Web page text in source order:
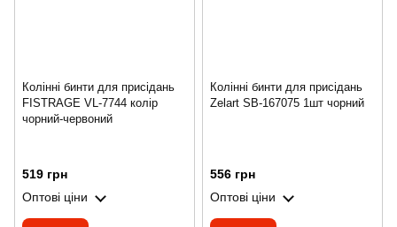
Колінні бинти для присідань
FISTRAGE VL-7744 колір
чорний-червоний
519 грн
Оптові ціни
Колінні бинти для присідань
Zelart SB-167075 1шт чорний
556 грн
Оптові ціни